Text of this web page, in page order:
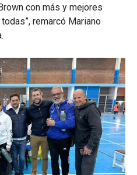
con más y mejores
remarcó Mariano